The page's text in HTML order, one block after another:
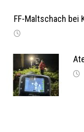
FF-Maltschach bei